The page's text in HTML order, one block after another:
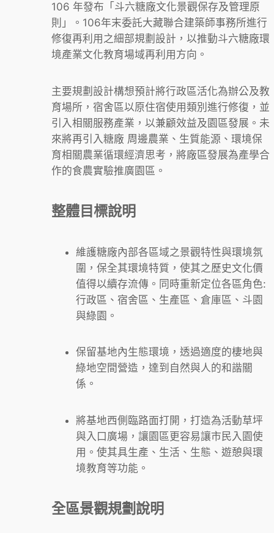
106 年發布「斗六糖廠文化景觀保存及管理原
則」。106年末委託大藏聯合建築師事務所進行
修復再利用之細部規劃設計，以推動斗六糖廠環
境產業文化教育場域再利用方向。
主要規劃設計構想預計將行政區活化為辦公及教
育場所，宿舍區以原住宿使用類別進行修復，並
引入相關服務產業，以兼顧效益及園區發展。未
來將再引入糖廠 周邊農業、生質能源、環境保
育相關農業循環經濟思考，將廠區發展為產學合
作的食農實驗推廣園區。
整體目標說明
維護糖廠內部各區域之景觀特性與環境氛
圍，保全其環境特質，使其之歷史文化價
值得以續存流傳。同時重新定位各區角色:
行政區、宿舍區、生產區、倉庫區、斗園
與綠園。
保留基地內生態環境，透過適度的棲地與
綠地空間營造，達到自然與人的和諧關
係。
將基地西側臨路面打開，打造為活動草坪
與入口廣場，讓園區更容易讓市民入園使
用。使其具生產、生活、生態、遊憩與環
境教育等功能。
全區景觀規劃說明